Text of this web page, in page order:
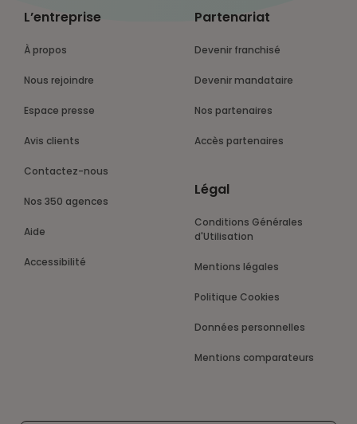
L’entreprise
À propos
Nous rejoindre
Espace presse
Avis clients
Contactez-nous
Nos 350 agences
Aide
Accessibilité
Partenariat
Devenir franchisé
Devenir mandataire
Nos partenaires
Accès partenaires
Légal
Conditions Générales
d'Utilisation
Mentions légales
Politique Cookies
Données personnelles
Mentions comparateurs